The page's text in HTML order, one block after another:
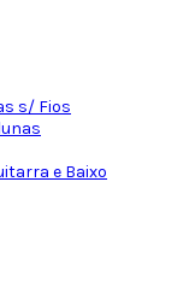
s/ Fios
e Baixo